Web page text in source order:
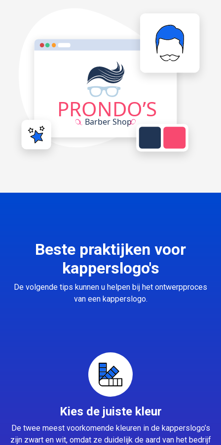
Beste praktijken voor
kapperslogo's
De volgende tips kunnen u helpen bij het ontwerpproces
van een kapperslogo.
Kies de juiste kleur
De twee meest voorkomende kleuren in de kapperslogo’s
zijn zwart en wit, omdat ze duidelijk de aard van het bedrijf